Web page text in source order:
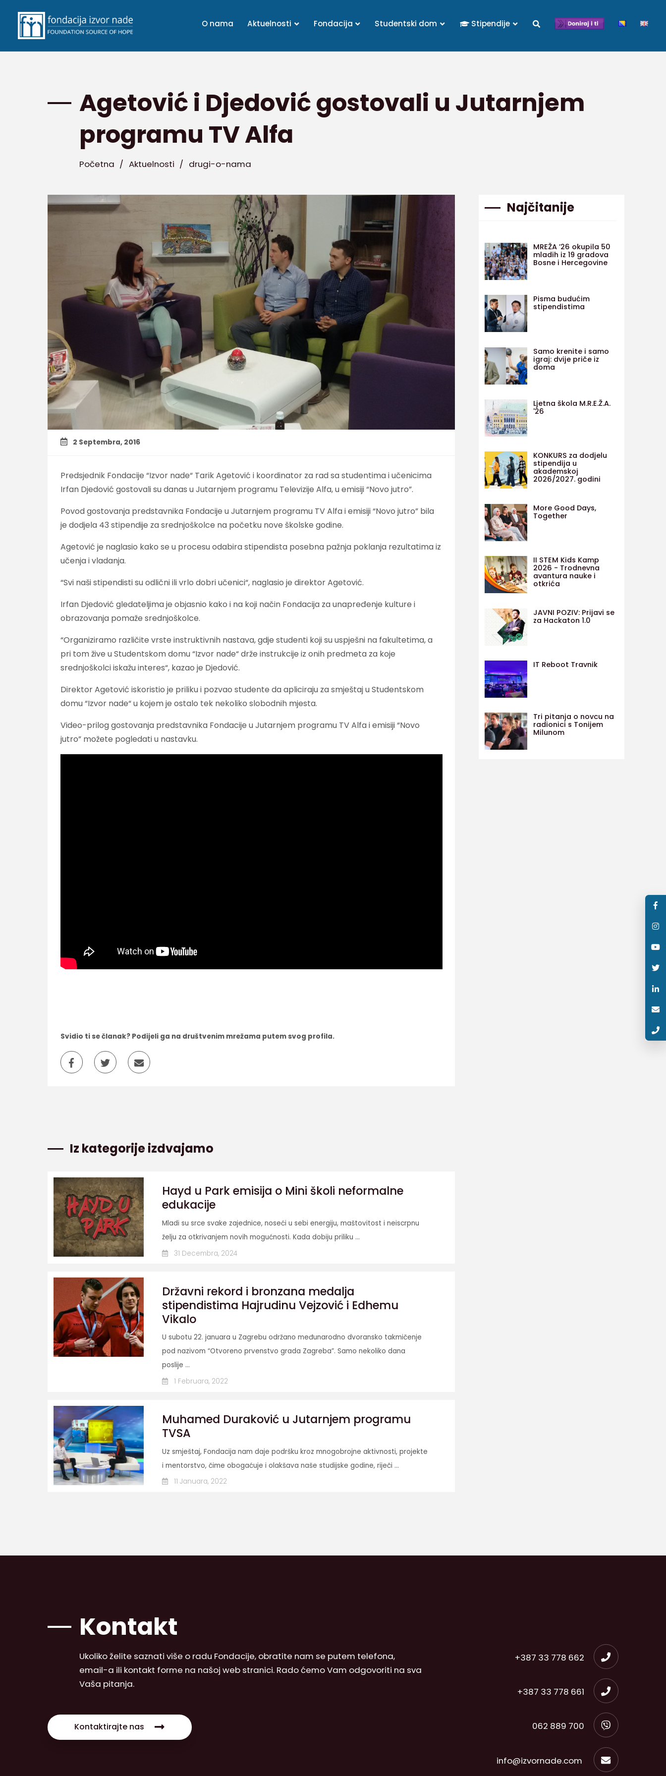
O nama Aktuelnosti Fondacija Studentski dom Stipendije
Agetović i Djedović gostovali u Jutarnjem
programu TV Alfa
Početna / Aktuelnosti / drugi-o-nama
2 Septembra, 2016
Predsjednik Fondacije “Izvor nade“ Tarik Agetović i koordinator za rad sa studentima i učenicima
Irfan Djedović gostovali su danas u Jutarnjem programu Televizije Alfa, u emisiji “Novo jutro”.
Povod gostovanja predstavnika Fondacije u Jutarnjem programu TV Alfa i emisiji “Novo jutro” bila
je dodjela 43 stipendije za srednjoškolce na početku nove školske godine.
Agetović je naglasio kako se u procesu odabira stipendista posebna pažnja poklanja rezultatima iz
učenja i vladanja.
“Svi naši stipendisti su odlični ili vrlo dobri učenici“, naglasio je direktor Agetović.
Irfan Djedović gledateljima je objasnio kako i na koji način Fondacija za unapređenje kulture i
obrazovanja pomaže srednjoškolce.
“Organiziramo različite vrste instruktivnih nastava, gdje studenti koji su uspješni na fakultetima, a
pri tom žive u Studentskom domu “Izvor nade“ drže instrukcije iz onih predmeta za koje
srednjoškolci iskažu interes“, kazao je Djedović.
Direktor Agetović iskoristio je priliku i pozvao studente da apliciraju za smještaj u Studentskom
domu “Izvor nade“ u kojem je ostalo tek nekoliko slobodnih mjesta.
Video-prilog gostovanja predstavnika Fondacije u Jutarnjem programu TV Alfa i emisiji “Novo
jutro” možete pogledati u nastavku.
Svidio ti se članak? Podijeli ga na društvenim mrežama putem svog profila.
Iz kategorije izdvajamo
Hayd u Park emisija o Mini školi neformalne
edukacije
Mladi su srce svake zajednice, noseći u sebi energiju, maštovitost i neiscrpnu
želju za otkrivanjem novih mogućnosti. Kada dobiju priliku ...
31 Decembra, 2024
Državni rekord i bronzana medalja
stipendistima Hajrudinu Vejzović i Edhemu
Vikalo
U subotu 22. januara u Zagrebu održano međunarodno dvoransko takmičenje
pod nazivom “Otvoreno prvenstvo grada Zagreba”. Samo nekoliko dana
poslije ...
1 Februara, 2022
Muhamed Duraković u Jutarnjem programu
TVSA
Uz smještaj, Fondacija nam daje podršku kroz mnogobrojne aktivnosti, projekte
i mentorstvo, čime obogaćuje i olakšava naše studijske godine, riječi ...
11 Januara, 2022
Najčitanije
MREŽA ’26 okupila 50
mladih iz 19 gradova
Bosne i Hercegovine
Pisma budućim
stipendistima
Samo krenite i samo
igraj: dvije priče iz
doma
Ljetna škola M.R.E.Ž.A.
'26
KONKURS za dodjelu
stipendija u
akademskoj
2026/2027. godini
More Good Days,
Together
II STEM Kids Kamp
2026 - Trodnevna
avantura nauke i
otkrića
JAVNI POZIV: Prijavi se
za Hackaton 1.0
IT Reboot Travnik
Tri pitanja o novcu na
radionici s Tonijem
Milunom
Kontakt
Ukoliko želite saznati više o radu Fondacije, obratite nam se putem telefona,
email-a ili kontakt forme na našoj web stranici. Rado ćemo Vam odgovoriti na sva
Vaša pitanja.
Kontaktirajte nas
+387 33 778 662
+387 33 778 661
062 889 700
info@izvornade.com